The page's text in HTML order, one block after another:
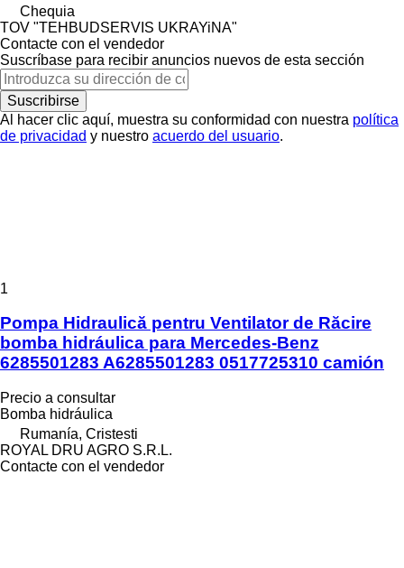
Chequia
TOV "TEHBUDSERVIS UKRAYiNA"
Contacte con el vendedor
Suscríbase para recibir anuncios nuevos de esta sección
Suscribirse
Al hacer clic aquí, muestra su conformidad con nuestra política
de privacidad y nuestro acuerdo del usuario.
1
Pompa Hidraulică pentru Ventilator de Răcire
bomba hidráulica para Mercedes-Benz
6285501283 A6285501283 0517725310 camión
Precio a consultar
Bomba hidráulica
Rumanía, Cristesti
ROYAL DRU AGRO S.R.L.
Contacte con el vendedor